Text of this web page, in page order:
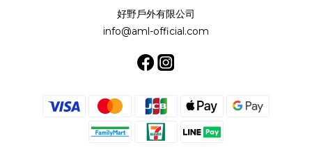
好野戶外有限公司
info@aml-official.com